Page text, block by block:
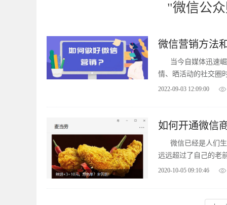
"微信公
微信营销方法
当今自媒体迅速
情、晒活动的社交圈
器。
2022-09-03 12:09:00
如何开通微信
微信已经是人们
远远超过了自己的老
现在时下比较流行的
2020-10-05 09:10:46